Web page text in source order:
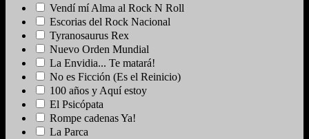
Vendí mí Alma al Rock N Roll
Escorias del Rock Nacional
Tyranosaurus Rex
Nuevo Orden Mundial
La Envidia... Te matará!
No es Ficción (Es el Reinicio)
100 años y Aquí estoy
El Psicópata
Rompe cadenas Ya!
La Parca